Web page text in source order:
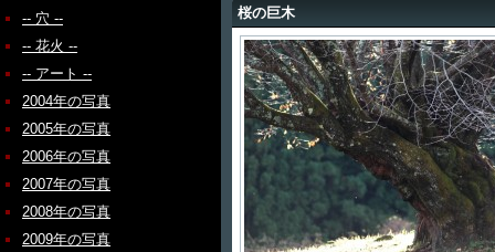
-- 穴 --
-- 花火 --
-- アート --
2004年の写真
2005年の写真
2006年の写真
2007年の写真
2008年の写真
2009年の写真
桜の巨木